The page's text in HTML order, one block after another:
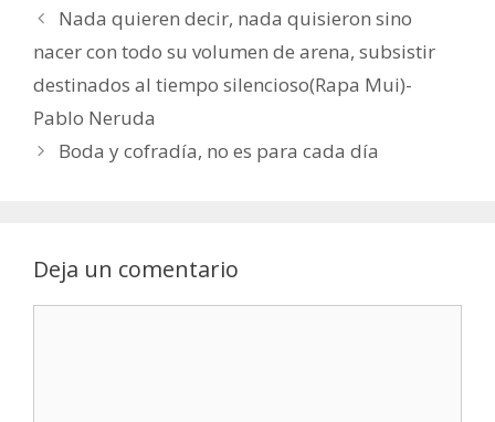
Nada quieren decir, nada quisieron sino
nacer con todo su volumen de arena, subsistir
destinados al tiempo silencioso(Rapa Mui)-
Pablo Neruda
Boda y cofradía, no es para cada día
Deja un comentario